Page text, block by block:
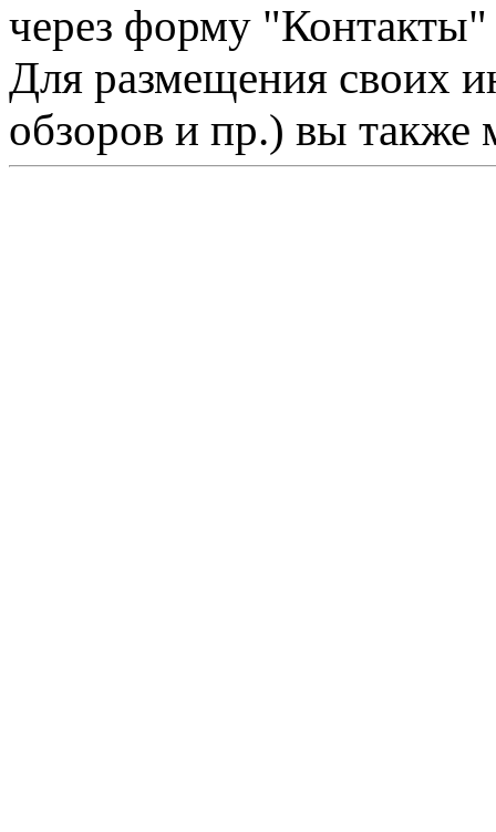
через форму "Контакты"
Для размещения своих
обзоров и пр.) вы также